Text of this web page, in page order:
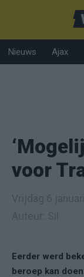
Nieuws Ajax
voor
Eerder werd
beroep kan